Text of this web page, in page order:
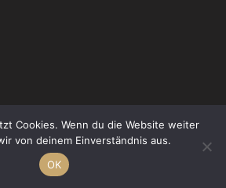
Cookies. Wenn du die Website weiter
von deinem Einverständnis aus.
OK